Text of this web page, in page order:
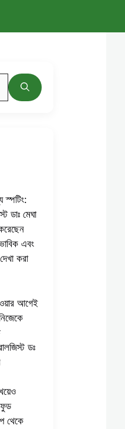
স্পটিং:
ডাঃ মেঘা
এবং
করা
আগেই
ডঃ
ফুড
থেকে